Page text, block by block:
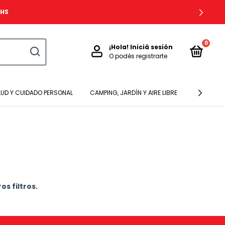
¡Hola! Iniciá sesión
O podés registrarte
0
Y CUIDADO PERSONAL CAMPING, JARDÍN Y AIRE LIBRE BEBES Y
filtros.